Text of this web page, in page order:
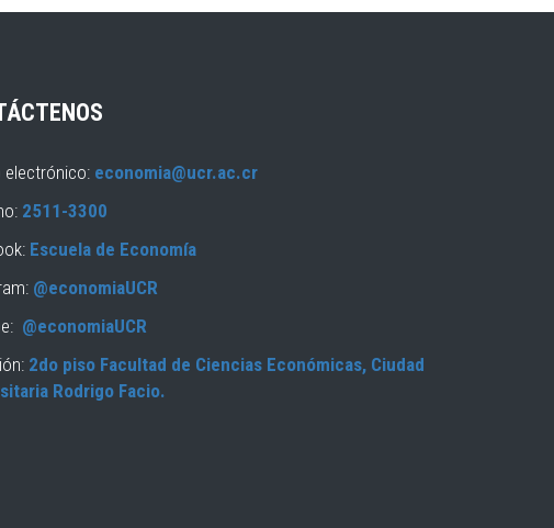
electrónico: economia@ucr.ac.cr
2511-3300
Escuela de Economía
@economiaUCR
@economiaUCR
2do piso Facultad de Ciencias Económicas, Ciudad
Rodrigo Facio.